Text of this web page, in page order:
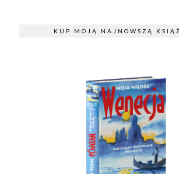
KUP MOJĄ NAJNOWSZĄ